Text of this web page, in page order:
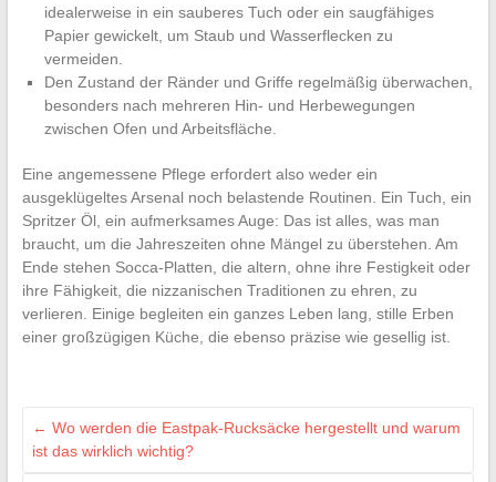
idealerweise in ein sauberes Tuch oder ein saugfähiges
Papier gewickelt, um Staub und Wasserflecken zu
vermeiden.
Den Zustand der Ränder und Griffe regelmäßig überwachen,
besonders nach mehreren Hin- und Herbewegungen
zwischen Ofen und Arbeitsfläche.
Eine angemessene Pflege erfordert also weder ein
ausgeklügeltes Arsenal noch belastende Routinen. Ein Tuch, ein
Spritzer Öl, ein aufmerksames Auge: Das ist alles, was man
braucht, um die Jahreszeiten ohne Mängel zu überstehen. Am
Ende stehen Socca-Platten, die altern, ohne ihre Festigkeit oder
ihre Fähigkeit, die nizzanischen Traditionen zu ehren, zu
verlieren. Einige begleiten ein ganzes Leben lang, stille Erben
einer großzügigen Küche, die ebenso präzise wie gesellig ist.
← Wo werden die Eastpak-Rucksäcke hergestellt und warum
ist das wirklich wichtig?